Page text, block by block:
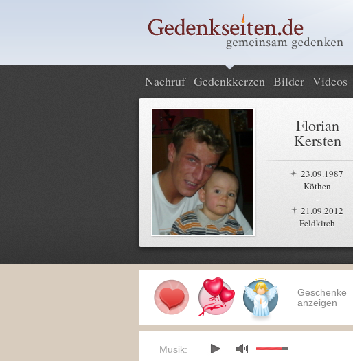
Nachruf Gedenkkerzen Bilder Videos
Florian
Kersten
23.09.1987
Köthen
-
21.09.2012
Feldkirch
Geschenke
anzeigen
Musik: